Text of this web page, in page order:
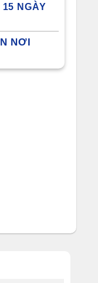
NGÀY
NƠI